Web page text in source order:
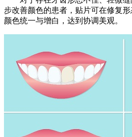
步改善颜色的患者，贴片可在修复
颜色统一与增白，达到协调美观。